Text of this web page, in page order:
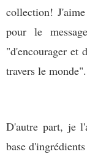
collection!
pour le
"d'encourager et
travers le monde".
D'autre part, je
base